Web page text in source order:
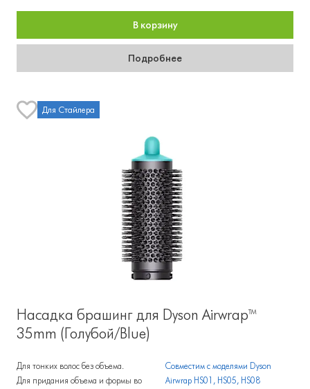
В корзину
Подробнее
Для Стайлера
Насадка брашинг для Dyson Airwrap™
35mm (Голубой/Blue)
Для тонких волос без объема.
Для придания объема и формы во
Совместим с моделями Dyson
Airwrap HS01, HS05, HS08